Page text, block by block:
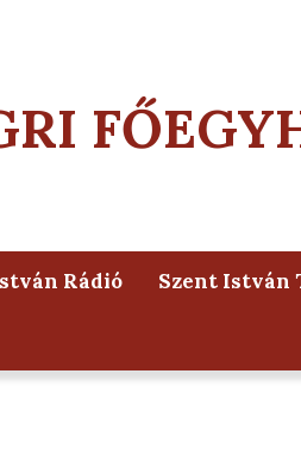
Rádió Szent István